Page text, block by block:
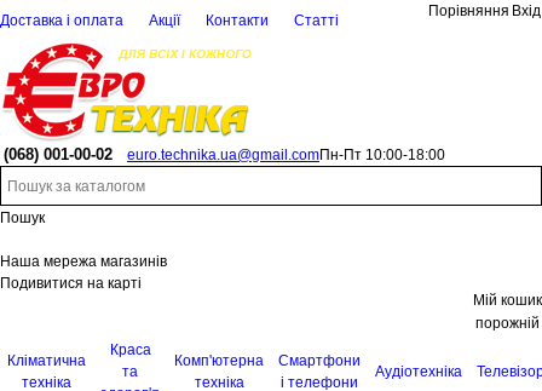
Доставка і оплата Акції Контакти Статті
Порівняння Вхід
(068) 001-00-02 euro.technika.ua@gmail.comПн-Пт 10:00-18:00
Пошук
Наша мережа магазинів
Подивитися на карті
Мій кошик
порожній
Кліматична
техніка
Краса
та
Комп'ютерна
техніка
Смартфони
і телефони
Аудіотехніка